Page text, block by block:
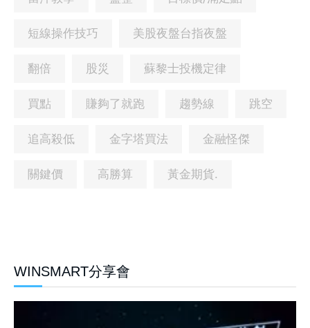
短線操作技巧 美股夜盤台指夜盤
翻倍 股災 蘇黎士投機定律
買點 賺夠了就跑 趨勢線 跳空
追高殺低 金字塔買法 金融怪傑
關鍵價 高勝算 黃金期貨.
WINSMART分享會